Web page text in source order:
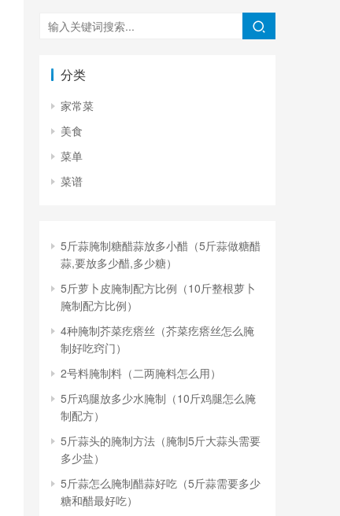
分类
家常菜
美食
菜单
菜谱
5斤蒜腌制糖醋蒜放多小醋（5斤蒜做糖醋
蒜,要放多少醋,多少糖）
5斤萝卜皮腌制配方比例（10斤整根萝卜
腌制配方比例）
4种腌制芥菜疙瘩丝（芥菜疙瘩丝怎么腌
制好吃窍门）
2号料腌制料（二两腌料怎么用）
5斤鸡腿放多少水腌制（10斤鸡腿怎么腌
制配方）
5斤蒜头的腌制方法（腌制5斤大蒜头需要
多少盐）
5斤蒜怎么腌制醋蒜好吃（5斤蒜需要多少
糖和醋最好吃）